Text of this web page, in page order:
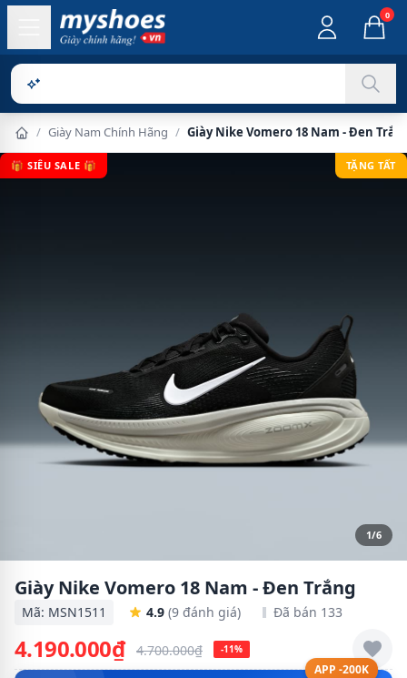
0
Sản phẩm c
/ Giày Nam Chính Hãng / Giày Nike Vomero 18 Nam - Đen
🎁 SIÊU SALE 🎁 TẶNG TẤT
1/6
Giày Nike Vomero 18 Nam - Đen Trắng
Mã: MSN1511 4.9 (9 đánh giá) Đã bán 133
4.190.000₫ 4.700.000₫ -11%
APP -200K